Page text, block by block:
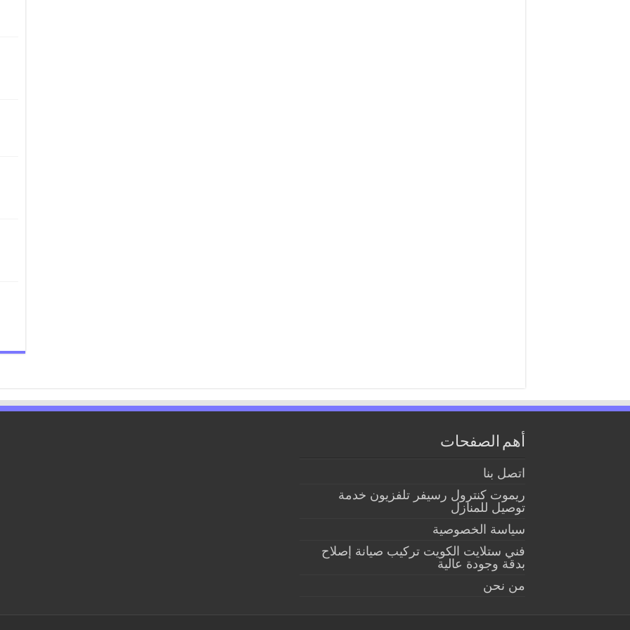
أهم الصفحات
اتصل بنا
ريموت كنترول رسيفر تلفزيون خدمة
توصيل للمنازل
سياسة الخصوصية
فني ستلايت الكويت تركيب صيانة إصلاح
بدقة وجودة عالية
من نحن